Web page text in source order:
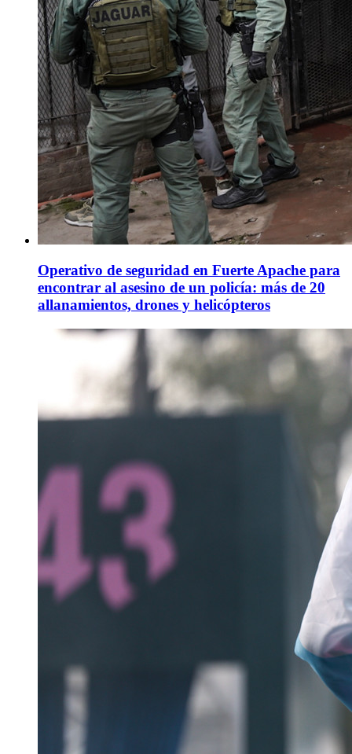
Operativo de seguridad en Fuerte Apache para
encontrar al asesino de un policía: más de 20
allanamientos, drones y helicópteros